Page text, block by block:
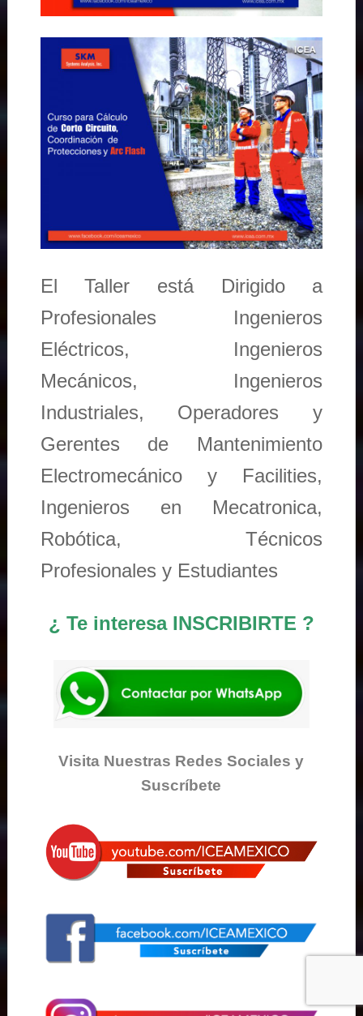
El Taller está Dirigido a
Profesionales Ingenieros
Eléctricos, Ingenieros
Mecánicos, Ingenieros
Industriales, Operadores y
Gerentes de Mantenimiento
Electromecánico y Facilities,
Ingenieros en Mecatronica,
Robótica, Técnicos
Profesionales y Estudiantes
¿ Te interesa INSCRIBIRTE ?
Visita Nuestras Redes Sociales y
Suscríbete